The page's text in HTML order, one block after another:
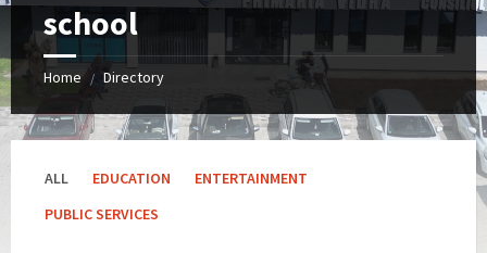
school
Home / Directory
ALL EDUCATION
ENTERTAINMENT
PUBLIC SERVICES